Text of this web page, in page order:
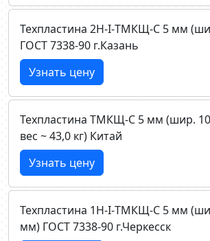
Техпластина 2Н-I-ТМКЩ-C 5 мм
ГОСТ 7338-90 г.Казань
Узнать цену
Техпластина ТМКЩ-C 5 мм (шир.
вес ~ 43,0 кг) Китай
Узнать цену
Техпластина 1Н-I-ТМКЩ-C 5 мм
мм) ГОСТ 7338-90 г.Черкесск